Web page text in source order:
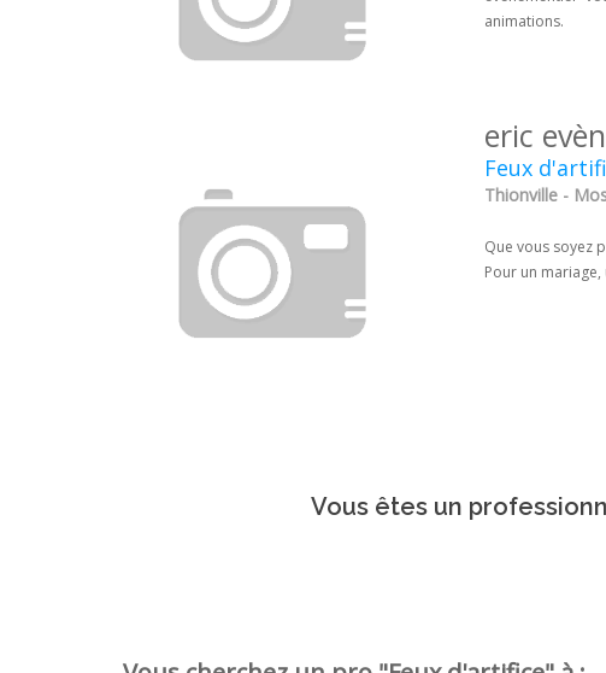
animations.
eric
Feux
Thionville -
Que vous soyez
Pour un
Vous êtes un